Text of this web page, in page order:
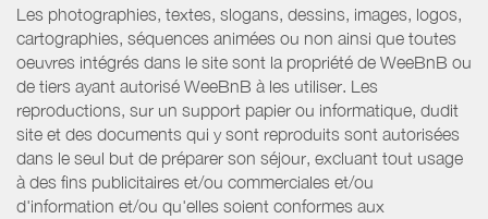
Les photographies, textes, slogans, dessins, images, logos,
cartographies, séquences animées ou non ainsi que toutes
oeuvres intégrés dans le site sont la propriété de WeeBnB ou
de tiers ayant autorisé WeeBnB à les utiliser. Les
reproductions, sur un support papier ou informatique, dudit
site et des documents qui y sont reproduits sont autorisées
dans le seul but de préparer son séjour, excluant tout usage
à des fins publicitaires et/ou commerciales et/ou
d'information et/ou qu'elles soient conformes aux